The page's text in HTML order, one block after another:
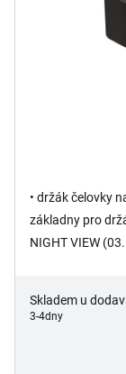
• držák čelovky
základny pro
NIGHT VIEW
Skladem u
3-4dny